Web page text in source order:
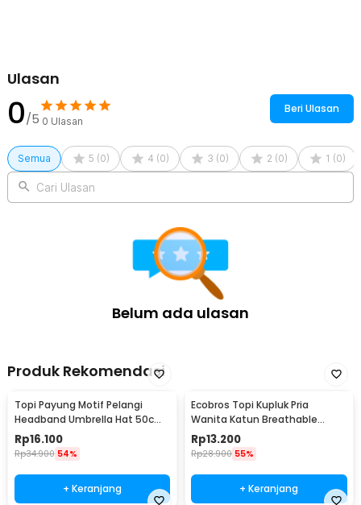
Hairbands Yoga - A83
Ulasan
0/5 0 Ulasan
Beri Ulasan
Semua 5 (0) 4 (0) 3 (0) 2 (0) 1 (0)
Cari Ulasan
Belum ada ulasan
Produk Rekomendasi
Topi Payung Motif Pelangi
Headband Umbrella Hat 50cm
- W655
Rp16.100
Rp34.900 54%
+ Keranjang
Ecobros Topi Kupluk Pria
Wanita Katun Breathable
Winter Beanie Hat - EC001
Rp13.200
Rp28.900 55%
+ Keranjang